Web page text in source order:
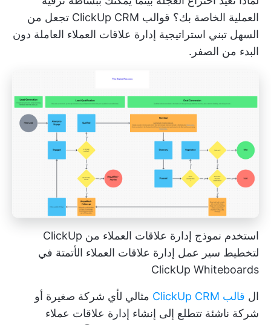
العملية الخاصة بك؟ قوالب ClickUp CRM
تجعل من
السهل تبني استراتيجية إدارة علاقات العملاء العاملة دون
البدء من الصفر.
استخدم نموذج إدارة علاقات العملاء من ClickUp
لتخطيط سير عمل إدارة علاقات العملاء الأتمتة في
ClickUp Whiteboards
ال قالب ClickUp CRM
مثالي لأي شركة صغيرة أو
شركة ناشئة تتطلع إلى إنشاء إدارة علاقات عملاء